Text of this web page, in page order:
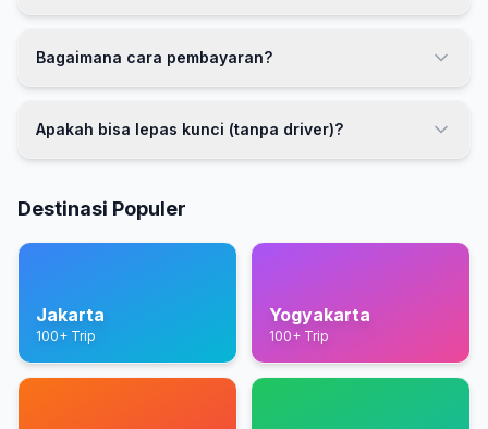
Bagaimana cara pembayaran?
Apakah bisa lepas kunci (tanpa driver)?
Destinasi Populer
Jakarta
100+ Trip
Yogyakarta
100+ Trip